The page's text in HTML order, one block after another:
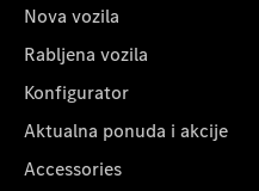
Nova vozila
Rabljena vozila
Konfigurator
Aktualna ponuda i akcije
Accessories